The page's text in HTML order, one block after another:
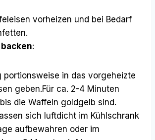
vorheizen und bei Bedarf
:
portionsweise in das vorgeheizte
geben.Für ca. 2-4 Minuten
die Waffeln goldgelb sind.
sich luftdicht im Kühlschrank
aufbewahren oder im